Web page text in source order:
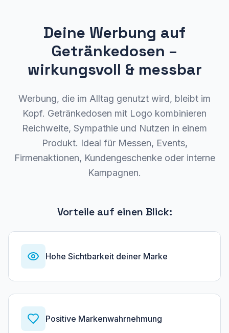
Deine Werbung auf
Getränkedosen –
wirkungsvoll & messbar
Werbung, die im Alltag genutzt wird, bleibt im
Kopf. Getränkedosen mit Logo kombinieren
Reichweite, Sympathie und Nutzen in einem
Produkt. Ideal für Messen, Events,
Firmenaktionen, Kundengeschenke oder interne
Kampagnen.
Vorteile auf einen Blick:
Hohe Sichtbarkeit deiner Marke
Positive Markenwahrnehmung